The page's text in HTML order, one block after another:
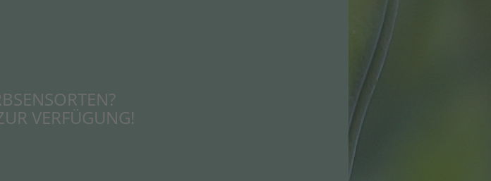
VERFÜGUNG!